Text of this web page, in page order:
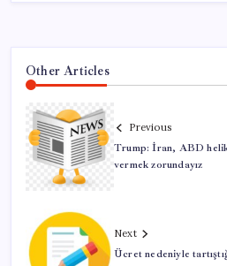
Other Articles
Previous
Trump: İran, ABD
vermek zorundayız
Next
Ücret nedeniyle